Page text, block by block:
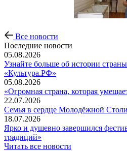
Все новости
Последние новости
05.08.2026
Узнайте больше об истории
«Культура.РФ»
05.08.2026
«Огромная страна, которая
22.07.2026
Семья в сердце Молодёжной
18.07.2026
Ярко и душевно завершился
традиций»
Читать все новости